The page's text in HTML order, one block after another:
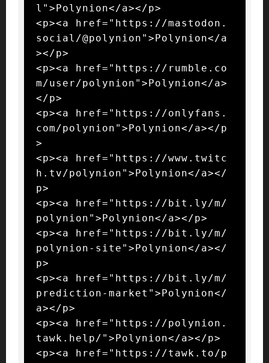
l">Polynion</a></p>
<p><a href="https://mastodon.
social/@polynion">Polynion</a
></p>
<p><a href="https://rumble.co
m/user/polynion">Polynion</a>
</p>
<p><a href="https://onlyfans.
com/polynion">Polynion</a></p
>
<p><a href="https://www.twitc
h.tv/polynion">Polynion</a></
p>
<p><a href="https://bit.ly/m/
polynion">Polynion</a></p>
<p><a href="https://bit.ly/m/
polynion-site">Polynion</a></
p>
<p><a href="https://bit.ly/m/
prediction-market">Polynion</
a></p>
<p><a href="https://polynion.
tawk.help/">Polynion</a></p>
<p><a href="https://tawk.to/p